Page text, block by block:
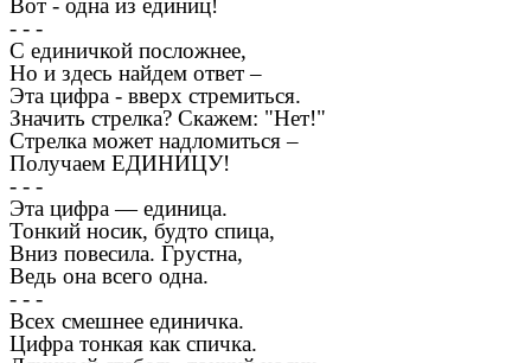
Вот - одна из единиц!
- - -
С единичкой посложнее,
Но и здесь найдем ответ –
Эта цифра - вверх стремиться.
Значить стрелка? Скажем: "Нет!"
Стрелка может надломиться –
Получаем ЕДИНИЦУ!
- - -
Эта цифра — единица.
Тонкий носик, будто спица,
Вниз повесила. Грустна,
Ведь она всего одна.
- - -
Всех смешнее единичка.
Цифра тонкая как спичка.